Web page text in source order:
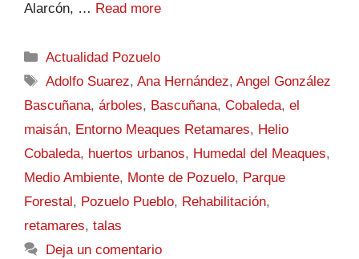
Alarcón, … Read more
Actualidad Pozuelo
Adolfo Suarez,Ana Hernández,Angel González
Bascuñana, árboles, Bascuñana, Cobaleda, el
maisán, Entorno Meaques Retamares, Helio
Cobaleda, huertos urbanos, Humedal del Meaques,
Medio Ambiente, Monte de Pozuelo, Parque
Forestal , Pozuelo Pueblo, Rehabilitación,
retamares, talas
Deja un comentario